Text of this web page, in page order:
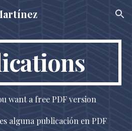
Skip to navigation
want a free PDF version
alguna publicación en PDF